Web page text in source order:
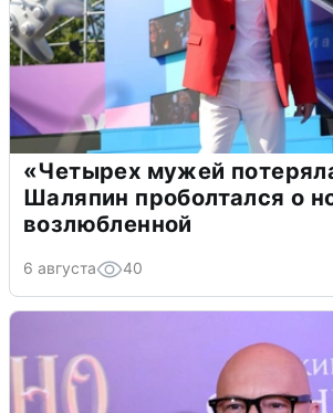
«Четырех мужей
Шаляпин проболтался о
возлюбленной
6 августа 40